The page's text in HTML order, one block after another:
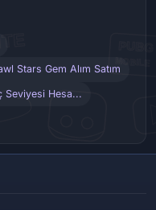
Stars Gem Alım Satım
Seviyesi Hesa...